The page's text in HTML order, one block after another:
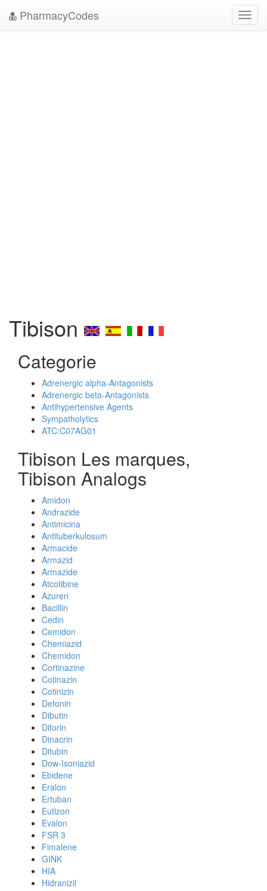
PharmacyCodes
Tibison
Categorie
Adrenergic alpha-Antagonists
Adrenergic beta-Antagonists
Antihypertensive Agents
Sympatholytics
ATC:C07AG01
Tibison Les marques,
Tibison Analogs
Amidon
Andrazide
Antimicina
Antituberkulosum
Armacide
Armazid
Armazide
Atcotibine
Azuren
Bacillin
Cedin
Cemidon
Chemiazid
Chemidon
Cortinazine
Cotinazin
Cotinizin
Defonin
Dibutin
Diforin
Dinacrin
Ditubin
Dow-Isoniazid
Ebidene
Eralon
Ertuban
Eutizon
Evalon
FSR 3
Fimalene
GINK
HIA
Hidranizil